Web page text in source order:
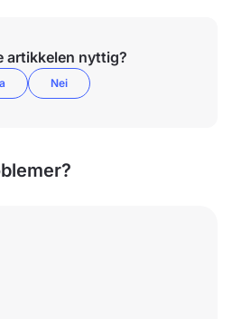
artikkelen nyttig?
Nei